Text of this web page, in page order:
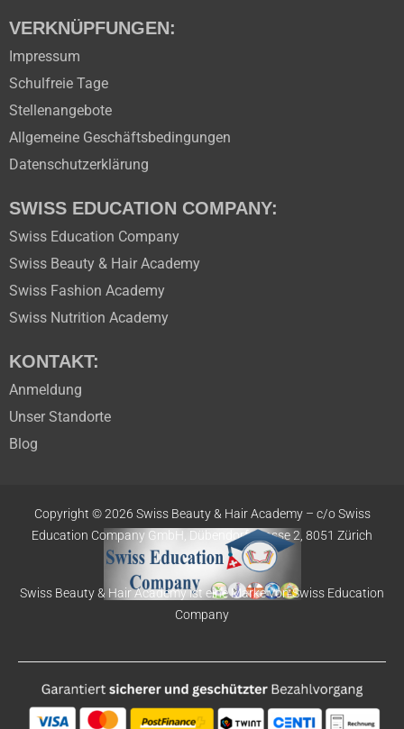
VERKNÜPFUNGEN:
Impressum
Schulfreie Tage
Stellenangebote
Allgemeine Geschäftsbedingungen
Datenschutzerklärung
SWISS EDUCATION COMPANY:
Swiss Education Company
Swiss Beauty & Hair Academy
Swiss Fashion Academy
Swiss Nutrition Academy
KONTAKT:
Anmeldung
Unser Standorte
Blog
Copyright © 2026 Swiss Beauty & Hair Academy – c/o Swiss
Education Company GmbH, Dübendorfstrasse 2, 8051 Zürich
Swiss Beauty & Hair Academy ist eine Marke von Swiss Education
Company